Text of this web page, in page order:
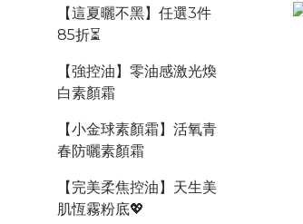
【這夏曬不黑】任選3件
85折⏳
【強控油】零油感激光煥
白素顏霜
【小金球素顏霜】活氧青
春防曬素顏霜
【完美柔焦控油】天生美
肌恆霧粉底💖